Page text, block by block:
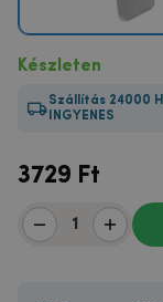
Készleten
Szállítás 24000
INGYENES
3729 Ft